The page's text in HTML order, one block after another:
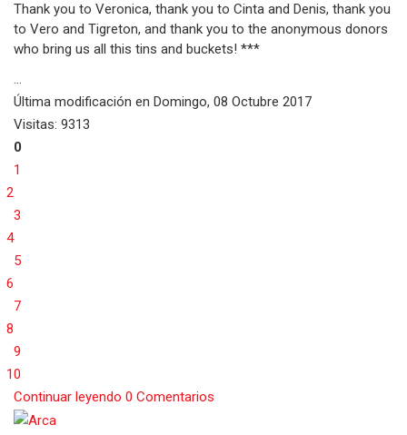
Thank you to Veronica, thank you to Cinta and Denis, thank you
to Vero and Tigreton, and thank you to the anonymous donors
who bring us all this tins and buckets! ***
...
Última modificación en Domingo, 08 Octubre 2017
Visitas: 9313
0
1
2
3
4
5
6
7
8
9
10
Continuar leyendo 0 Comentarios